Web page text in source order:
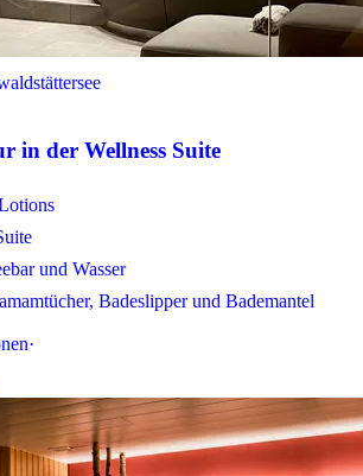
in der Wellness Suite
und Wasser
Badeslipper und Bademantel
·